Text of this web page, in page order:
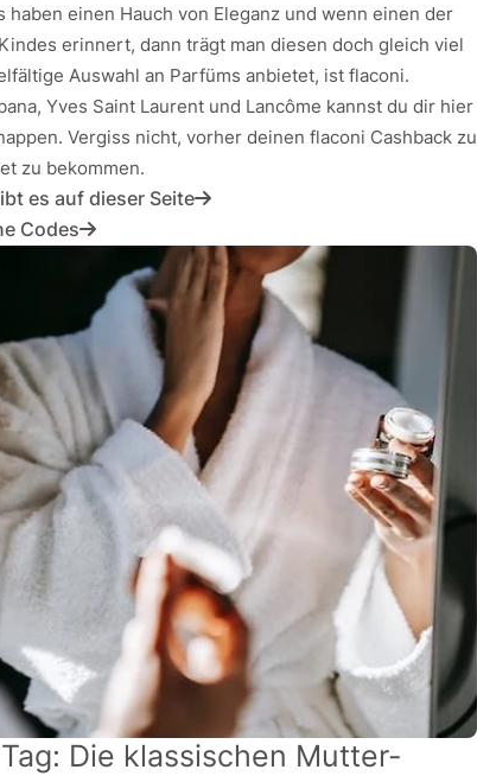
einen Hauch von Eleganz und wenn einen der
erinnert, dann trägt man diesen doch gleich viel
Auswahl an Parfüms anbietet, ist flaconi.
Yves Saint Laurent und Lancôme kannst du dir hier
Vergiss nicht, vorher deinen flaconi Cashback zu
zu bekommen.
es auf dieser Seite
Codes
Die klassischen Mutter-